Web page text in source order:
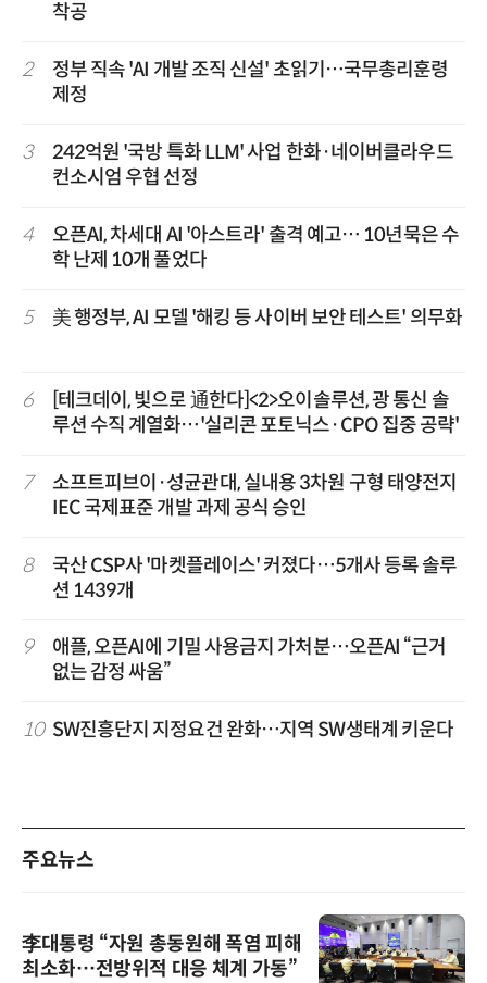
착공
2
정부 직속 'AI 개발 조직 신설' 초읽기…국무총리훈령
제정
3
242억원 '국방 특화 LLM' 사업 한화·네이버클라우드
컨소시엄 우협 선정
4
오픈AI, 차세대 AI '아스트라' 출격 예고… 10년묵은 수
학 난제 10개 풀었다
5 美 행정부, AI 모델 '해킹 등 사이버 보안 테스트' 의무화
6
[테크데이, 빛으로 通한다]<2>오이솔루션, 광 통신 솔
루션 수직 계열화…'실리콘 포토닉스·CPO 집중 공략'
7
소프트피브이·성균관대, 실내용 3차원 구형 태양전지
IEC 국제표준 개발 과제 공식 승인
8
국산 CSP사 '마켓플레이스' 커졌다…5개사 등록 솔루
션 1439개
9
애플, 오픈AI에 기밀 사용금지 가처분…오픈AI “근거
없는 감정 싸움”
10 SW진흥단지 지정요건 완화…지역 SW생태계 키운다
주요뉴스
李대통령 “자원 총동원해 폭염 피해
최소화…전방위적 대응 체계 가동”